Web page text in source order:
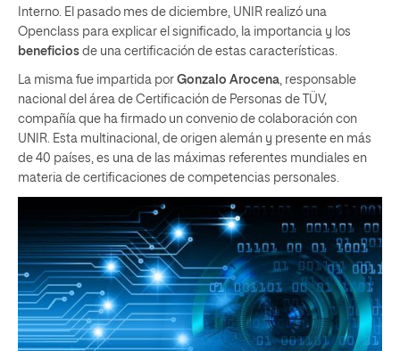
Interno. El pasado mes de diciembre, UNIR realizó una
Openclass para explicar el significado, la importancia y los
beneficios de una certificación de estas características.
La misma fue impartida por Gonzalo Arocena , responsable
nacional del área de Certificación de Personas de TÜV,
compañía que ha firmado un convenio de colaboración con
UNIR. Esta multinacional, de origen alemán y presente en más
de 40 países, es una de las máximas referentes mundiales en
materia de certificaciones de competencias personales.